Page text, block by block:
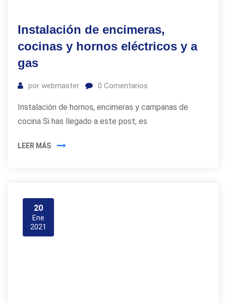
Instalación de encimeras,
cocinas y hornos eléctricos y a
gas
por webmaster 0 Comentarios
Instalación de hornos, encimeras y campanas de
cocina Si has llegado a este post, es
LEER MÁS
20
Ene
2021